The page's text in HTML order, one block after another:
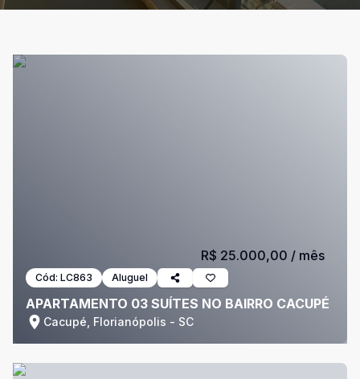
Cód: LC863 Aluguel
APARTAMENTO 03 SUÍTES NO BAIRRO CACUPÉ
Cacupé, Florianópolis - SC
R$ 25.000,00 / mês